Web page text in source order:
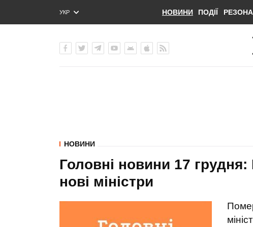
УКР
ENG
НОВИНИ ПОДІЇ
НОВИНИ
Головні новини 17
нові міністри